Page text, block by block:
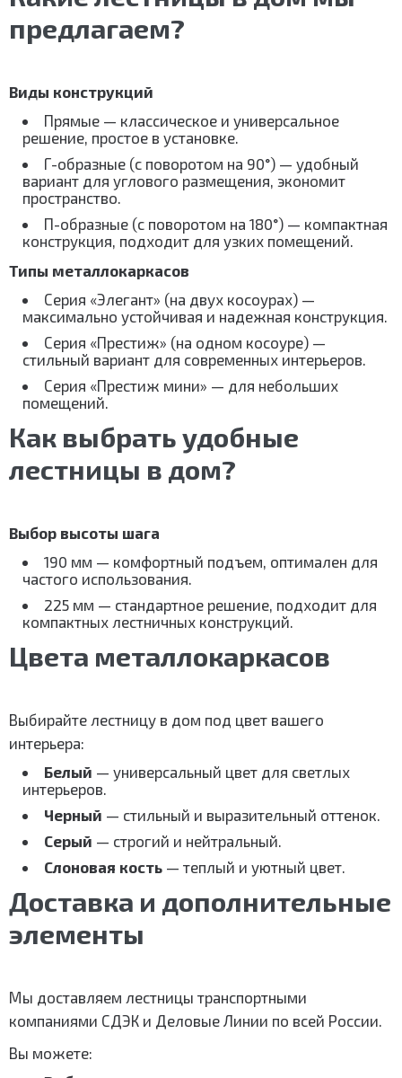
предлагаем?
Виды конструкций
Прямые — классическое и универсальное
решение, простое в установке.
Г-образные (с поворотом на 90°) — удобный
вариант для углового размещения, экономит
пространство.
П-образные (с поворотом на 180°) — компактная
конструкция, подходит для узких помещений.
Типы металлокаркасов
Серия «Элегант» (на двух косоурах) —
максимально устойчивая и надежная конструкция.
Серия «Престиж» (на одном косоуре) —
стильный вариант для современных интерьеров.
Серия «Престиж мини» — для небольших
помещений.
Как выбрать удобные
лестницы в дом?
Выбор высоты шага
190 мм — комфортный подъем, оптимален для
частого использования.
225 мм — стандартное решение, подходит для
компактных лестничных конструкций.
Цвета металлокаркасов
Выбирайте лестницу в дом под цвет вашего
интерьера:
Белый — универсальный цвет для светлых
интерьеров.
Черный — стильный и выразительный оттенок.
Серый — строгий и нейтральный.
Слоновая кость — теплый и уютный цвет.
Доставка и дополнительные
элементы
Мы доставляем лестницы транспортными
компаниями СДЭК и Деловые Линии по всей России.
Вы можете: